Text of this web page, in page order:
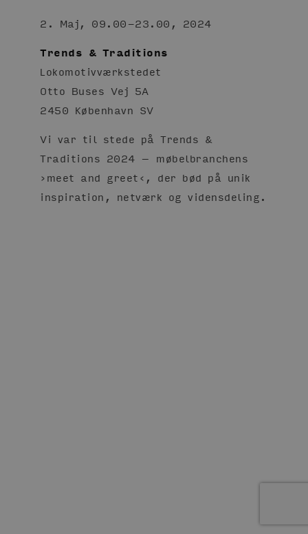
2. Maj, 09.00-23.00, 2024
Trends & Traditions
Lokomotivværkstedet
Otto Buses Vej 5A
2450 København SV
Vi var til stede på Trends &
Traditions 2024 – møbelbranchens
›meet and greet‹, der bød på unik
inspiration, netværk og vidensdeling.